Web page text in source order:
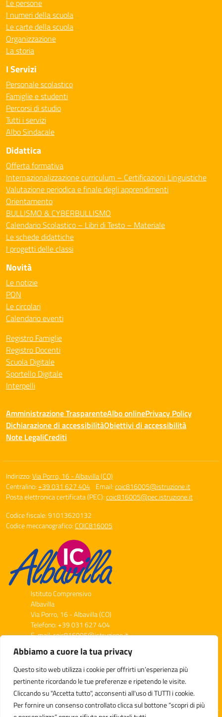
Abbiamo a cuore la tua privacy
Questo sito web utilizza i cookie per offrirti un’esperienza più
pertinente ricordando le tue preferenze e ripetendo le visite.
Cliccando su "Accetta tutto", acconsenti all'uso di TUTTI i cookie.
Per fornire un consenso controllato clicca sul bottone “scopri di più
Le persone
I numeri della scuola
Le carte della scuola
Organizzazione
La storia
I Servizi
Personale scolastico
Famiglie e studenti
Percorsi di studio
Tutti i servizi
Albo Sindacale
Didattica
Offerta formativa
Internazionalizzazione curriculum – Certificazioni Linguistiche
Valutazione periodica e finale degli apprendimenti
Orientamento
BULLISMO & CYBERBULLISMO
Calendario Scolastico – Libri di Testo – Materiale
Le schede didattiche
I progetti delle classi
Novità
Le notizie
PON
Le circolari
Calendario eventi
Registro Famiglie
Registro Docenti
Scuola Digitale
Sportello Digitale
Interpelli
Amministrazione TrasparenteAlbo onlinePrivacy Policy
Dichiarazione di accessibilitàObiettivi di accessibilità
Note LegaliCrediti
Indirizzo:Via Porro, 16 - Albavilla (CO)
Centralino:+39 031 627 404 Email:coic816005@istruzione.it
Posta elettronica certificata (PEC):coic816005@pec.istruzione.it
Codice fiscale: 91013620132
Codice meccanografico:COIC816005
Istituto Comprensivo
Albavilla
Via Porro, 16 - Albavilla (CO)
Telefono: +39 031 627 404
E-mail: coic816005@istruzione.it
Codice Meccanografico: COIC816005
Codice Fiscale: 91013620132